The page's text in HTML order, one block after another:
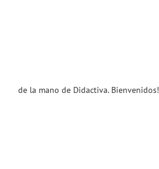
de la mano de Didactiva. Bienvenidos!